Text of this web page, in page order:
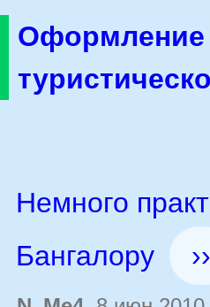
Оформление
Немного
Бангалору
››